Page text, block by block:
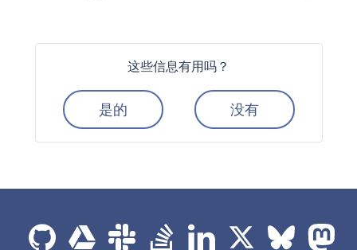
这些信息有用吗？
是的 没有